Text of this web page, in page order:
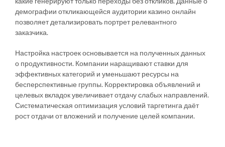
демографии откликающейся аудитории казино онлайн
позволяет детализировать портрет релевантного
заказчика.
Настройка настроек основывается на полученных данных
о продуктивности. Компании наращивают ставки для
эффективных категорий и уменьшают ресурсы на
бесперспективные группы. Корректировка объявлений и
целевых вкладок увеличивает отдачу слабых направлений.
Систематическая оптимизация условий таргетинга даёт
рост отдачи от вложений и получение целей компании.